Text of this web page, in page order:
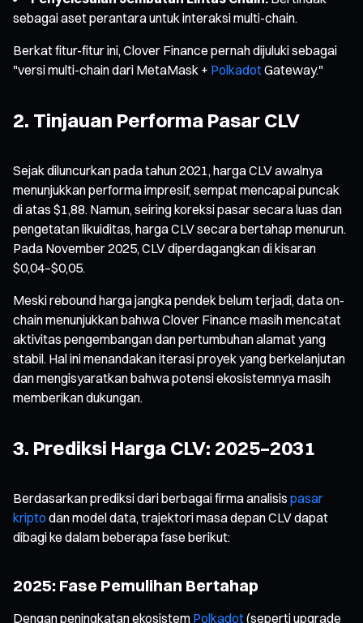
sebagai aset perantara untuk interaksi multi-chain.
Berkat fitur-fitur ini, Clover Finance pernah dijuluki sebagai
"versi multi-chain dari MetaMask + PolkadotGateway."
2. Tinjauan Performa Pasar CLV
Sejak diluncurkan pada tahun 2021, harga CLV awalnya
menunjukkan performa impresif, sempat mencapai puncak
di atas $1,88. Namun, seiring koreksi pasar secara luas dan
pengetatan likuiditas, harga CLV secara bertahap menurun.
Pada November 2025, CLV diperdagangkan di kisaran
$0,04–$0,05.
Meski rebound harga jangka pendek belum terjadi, data on-
chain menunjukkan bahwa Clover Finance masih mencatat
aktivitas pengembangan dan pertumbuhan alamat yang
stabil. Hal ini menandakan iterasi proyek yang berkelanjutan
dan mengisyaratkan bahwa potensi ekosistemnya masih
memberikan dukungan.
3. Prediksi Harga CLV: 2025–2031
Berdasarkan prediksi dari berbagai firma analisis pasar
kriptodan model data, trajektori masa depan CLV dapat
dibagi ke dalam beberapa fase berikut:
2025: Fase Pemulihan Bertahap
Dengan peningkatan ekosistem Polkadot(seperti upgrade